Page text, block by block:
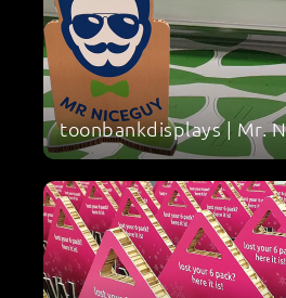
toonbankdisplays | Mr.